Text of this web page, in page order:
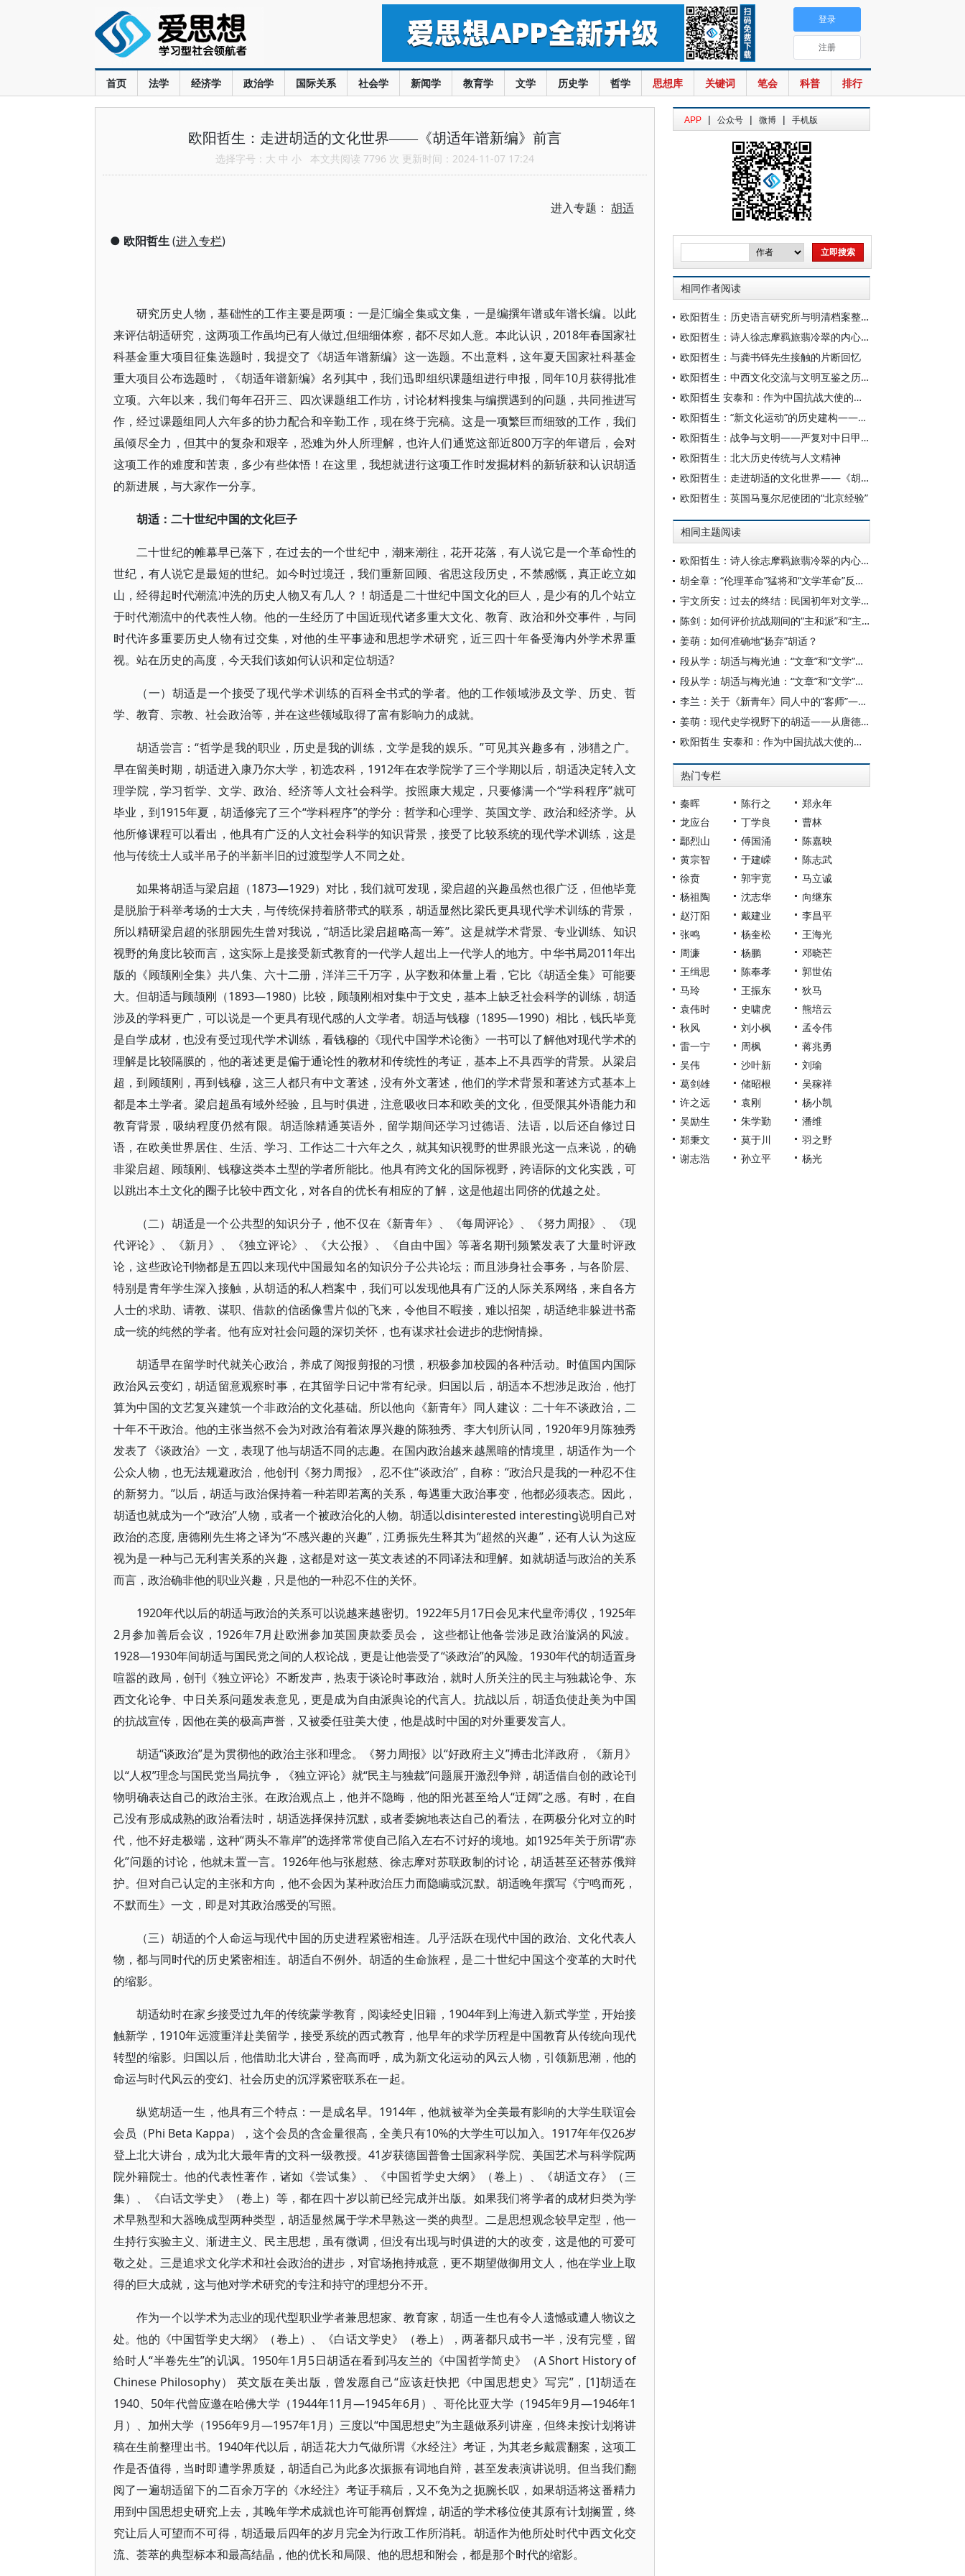
首页 法学 经济学 政治学 国际关系 社会学 新闻学 教育学 文学 历史学 哲学 思想库 关键词 笔会 科普 排行
登录
注册
欧阳哲生：走进胡适的文化世界——《胡适年谱新编》前言
选择字号： 大 中 小 本文共阅读 7796 次 更新时间：2024-11-07 17:24
进入专题： 胡适
● 欧阳哲生(进入专栏)
研究历史人物，基础性的工作主要是两项：一是汇编全集或文集，一是编撰年谱或年谱长编。以此
来评估胡适研究，这两项工作虽均已有人做过,但细细体察，都不尽如人意。本此认识，2018年春国家社
科基金重大项目征集选题时，我提交了《胡适年谱新编》这一选题。不出意料，这年夏天国家社科基金
重大项目公布选题时，《胡适年谱新编》名列其中，我们迅即组织课题组进行申报，同年10月获得批准
立项。六年以来，我们每年召开三、四次课题组工作坊，讨论材料搜集与编撰遇到的问题，共同推进写
作，经过课题组同人六年多的协力配合和辛勤工作，现在终于完稿。这是一项繁巨而细致的工作，我们
虽倾尽全力，但其中的复杂和艰辛，恐难为外人所理解，也许人们通览这部近800万字的年谱后，会对
这项工作的难度和苦衷，多少有些体悟！在这里，我想就进行这项工作时发掘材料的新斩获和认识胡适
的新进展，与大家作一分享。
胡适：二十世纪中国的文化巨子
二十世纪的帷幕早已落下，在过去的一个世纪中，潮来潮往，花开花落，有人说它是一个革命性的
世纪，有人说它是最短的世纪。如今时过境迁，我们重新回顾、省思这段历史，不禁感慨，真正屹立如
山，经得起时代潮流冲洗的历史人物又有几人？！胡适是二十世纪中国文化的巨人，是少有的几个站立
于时代潮流中的代表性人物。他的一生经历了中国近现代诸多重大文化、教育、政治和外交事件，与同
时代许多重要历史人物有过交集，对他的生平事迹和思想学术研究，近三四十年备受海内外学术界重
视。站在历史的高度，今天我们该如何认识和定位胡适?
（一）胡适是一个接受了现代学术训练的百科全书式的学者。他的工作领域涉及文学、历史、哲
学、教育、宗教、社会政治等，并在这些领域取得了富有影响力的成就。
胡适尝言：“哲学是我的职业，历史是我的训练，文学是我的娱乐。”可见其兴趣多有，涉猎之广。
早在留美时期，胡适进入康乃尔大学，初选农科，1912年在农学院学了三个学期以后，胡适决定转入文
理学院，学习哲学、文学、政治、经济等人文社会科学。按照康大规定，只要修满一个“学科程序”就可
毕业，到1915年夏，胡适修完了三个“学科程序”的学分：哲学和心理学、英国文学、政治和经济学。从
他所修课程可以看出，他具有广泛的人文社会科学的知识背景，接受了比较系统的现代学术训练，这是
他与传统士人或半吊子的半新半旧的过渡型学人不同之处。
如果将胡适与梁启超（1873—1929）对比，我们就可发现，梁启超的兴趣虽然也很广泛，但他毕竟
是脱胎于科举考场的士大夫，与传统保持着脐带式的联系，胡适显然比梁氏更具现代学术训练的背景，
所以精研梁启超的张朋园先生曾对我说，“胡适比梁启超略高一筹”。这是就学术背景、专业训练、知识
视野的角度比较而言，这实际上是接受新式教育的一代学人超出上一代学人的地方。中华书局2011年出
版的《顾颉刚全集》共八集、六十二册，洋洋三千万字，从字数和体量上看，它比《胡适全集》可能要
大。但胡适与顾颉刚（1893—1980）比较，顾颉刚相对集中于文史，基本上缺乏社会科学的训练，胡适
涉及的学科更广，可以说是一个更具有现代感的人文学者。胡适与钱穆（1895—1990）相比，钱氏毕竟
是自学成材，也没有受过现代学术训练，看钱穆的《现代中国学术论衡》一书可以了解他对现代学术的
理解是比较隔膜的，他的著述更是偏于通论性的教材和传统性的考证，基本上不具西学的背景。从梁启
超，到顾颉刚，再到钱穆，这三人都只有中文著述，没有外文著述，他们的学术背景和著述方式基本上
都是本土学者。梁启超虽有域外经验，且与时俱进，注意吸收日本和欧美的文化，但受限其外语能力和
教育背景，吸纳程度仍然有限。胡适除精通英语外，留学期间还学习过德语、法语，以后还自修过日
语，在欧美世界居住、生活、学习、工作达二十六年之久，就其知识视野的世界眼光这一点来说，的确
非梁启超、顾颉刚、钱穆这类本土型的学者所能比。他具有跨文化的国际视野，跨语际的文化实践，可
以跳出本土文化的圈子比较中西文化，对各自的优长有相应的了解，这是他超出同侪的优越之处。
（二）胡适是一个公共型的知识分子，他不仅在《新青年》、《每周评论》、《努力周报》、《现
代评论》、《新月》、《独立评论》、《大公报》、《自由中国》等著名期刊频繁发表了大量时评政
论，这些政论刊物都是五四以来现代中国最知名的知识分子公共论坛；而且涉身社会事务，与各阶层、
特别是青年学生深入接触，从胡适的私人档案中，我们可以发现他具有广泛的人际关系网络，来自各方
人士的求助、请教、谋职、借款的信函像雪片似的飞来，令他目不暇接，难以招架，胡适绝非躲进书斋
成一统的纯然的学者。他有应对社会问题的深切关怀，也有谋求社会进步的悲悯情操。
胡适早在留学时代就关心政治，养成了阅报剪报的习惯，积极参加校园的各种活动。时值国内国际
政治风云变幻，胡适留意观察时事，在其留学日记中常有纪录。归国以后，胡适本不想涉足政治，他打
算为中国的文艺复兴建筑一个非政治的文化基础。所以他向《新青年》同人建议：二十年不谈政治，二
十年不干政治。他的主张当然不会为对政治有着浓厚兴趣的陈独秀、李大钊所认同，1920年9月陈独秀
发表了《谈政治》一文，表现了他与胡适不同的志趣。在国内政治越来越黑暗的情境里，胡适作为一个
公众人物，也无法规避政治，他创刊《努力周报》，忍不住“谈政治”，自称：“政治只是我的一种忍不住
的新努力。”以后，胡适与政治保持着一种若即若离的关系，每遇重大政治事变，他都必须表态。因此，
胡适也就成为一个“政治”人物，或者一个被政治化的人物。胡适以disinterested interesting说明自己对
政治的态度, 唐德刚先生将之译为“不感兴趣的兴趣”，江勇振先生释其为“超然的兴趣”，还有人认为这应
视为是一种与己无利害关系的兴趣，这都是对这一英文表述的不同译法和理解。如就胡适与政治的关系
而言，政治确非他的职业兴趣，只是他的一种忍不住的关怀。
1920年代以后的胡适与政治的关系可以说越来越密切。1922年5月17日会见末代皇帝溥仪，1925年
2月参加善后会议，1926年7月赴欧洲参加英国庚款委员会， 这些都让他备尝涉足政治漩涡的风波。
1928—1930年间胡适与国民党之间的人权论战，更是让他尝受了“谈政治”的风险。1930年代的胡适置身
喧嚣的政局，创刊《独立评论》不断发声，热衷于谈论时事政治，就时人所关注的民主与独裁论争、东
西文化论争、中日关系问题发表意见，更是成为自由派舆论的代言人。抗战以后，胡适负使赴美为中国
的抗战宣传，因他在美的极高声誉，又被委任驻美大使，他是战时中国的对外重要发言人。
胡适“谈政治”是为贯彻他的政治主张和理念。《努力周报》以“好政府主义”搏击北洋政府，《新月》
以“人权”理念与国民党当局抗争，《独立评论》就“民主与独裁”问题展开激烈争辩，胡适借自创的政论刊
物明确表达自己的政治主张。在政治观点上，他并不隐晦，他的阳光甚至给人“迂阔”之感。有时，在自
己没有形成成熟的政治看法时，胡适选择保持沉默，或者委婉地表达自己的看法，在两极分化对立的时
代，他不好走极端，这种“两头不靠岸”的选择常常使自己陷入左右不讨好的境地。如1925年关于所谓“赤
化”问题的讨论，他就未置一言。1926年他与张慰慈、徐志摩对苏联政制的讨论，胡适甚至还替苏俄辩
护。但对自己认定的主张和方向，他不会因为某种政治压力而隐瞒或沉默。胡适晚年撰写《宁鸣而死，
不默而生》一文，即是对其政治感受的写照。
（三）胡适的个人命运与现代中国的历史进程紧密相连。几乎活跃在现代中国的政治、文化代表人
物，都与同时代的历史紧密相连。胡适自不例外。胡适的生命旅程，是二十世纪中国这个变革的大时代
的缩影。
胡适幼时在家乡接受过九年的传统蒙学教育，阅读经史旧籍，1904年到上海进入新式学堂，开始接
触新学，1910年远渡重洋赴美留学，接受系统的西式教育，他早年的求学历程是中国教育从传统向现代
转型的缩影。归国以后，他借助北大讲台，登高而呼，成为新文化运动的风云人物，引领新思潮，他的
命运与时代风云的变幻、社会历史的沉浮紧密联系在一起。
纵览胡适一生，他具有三个特点：一是成名早。1914年，他就被举为全美最有影响的大学生联谊会
会员（Phi Beta Kappa），这个会员的含金量很高，全美只有10%的大学生可以加入。1917年年仅26岁
登上北大讲台，成为北大最年青的文科一级教授。41岁获德国普鲁士国家科学院、美国艺术与科学院两
院外籍院士。他的代表性著作，诸如《尝试集》、《中国哲学史大纲》（卷上）、《胡适文存》（三
集）、《白话文学史》（卷上）等，都在四十岁以前已经完成并出版。如果我们将学者的成材归类为学
术早熟型和大器晚成型两种类型，胡适显然属于学术早熟这一类的典型。二是思想观念较早定型，他一
生持行实验主义、渐进主义、民主思想，虽有微调，但没有出现与时俱进的大的改变，这是他的可爱可
敬之处。三是追求文化学术和社会政治的进步，对官场抱持戒意，更不期望做御用文人，他在学业上取
得的巨大成就，这与他对学术研究的专注和持守的理想分不开。
作为一个以学术为志业的现代型职业学者兼思想家、教育家，胡适一生也有令人遗憾或遭人物议之
处。他的《中国哲学史大纲》（卷上）、《白话文学史》（卷上），两著都只成书一半，没有完璧，留
给时人“半卷先生”的讥讽。1950年1月5日胡适在看到冯友兰的《中国哲学简史》（A Short History of
Chinese Philosophy） 英文版在美出版，曾发愿自己“应该赶快把《中国思想史》写完”，[1]胡适在
1940、50年代曾应邀在哈佛大学（1944年11月—1945年6月）、哥伦比亚大学（1945年9月—1946年1
月）、加州大学（1956年9月—1957年1月）三度以“中国思想史”为主题做系列讲座，但终未按计划将讲
稿在生前整理出书。1940年代以后，胡适花大力气做所谓《水经注》考证，为其老乡戴震翻案，这项工
作是否值得，当时即遭学界质疑，胡适自己为此多次振振有词地自辩，甚至发表演讲说明。但当我们翻
阅了一遍胡适留下的二百余万字的《水经注》考证手稿后，又不免为之扼腕长叹，如果胡适将这番精力
用到中国思想史研究上去，其晚年学术成就也许可能再创辉煌，胡适的学术移位使其原有计划搁置，终
究让后人可望而不可得，胡适最后四年的岁月完全为行政工作所消耗。胡适作为他所处时代中西文化交
流、荟萃的典型标本和最高结晶，他的优长和局限、他的思想和附会，都是那个时代的缩影。
APP | 公众号 | 微博 | 手机版
相同作者阅读
欧阳哲生：历史语言研究所与明清档案整理工作（1928-1949年）
欧阳哲生：诗人徐志摩羁旅翡冷翠的内心独白——新发现的徐志摩致胡适三封英文佚信
欧阳哲生：与龚书铎先生接触的片断回忆
欧阳哲生：中西文化交流与文明互鉴之历史启示录
欧阳哲生 安泰和：作为中国抗战大使的胡适形象——以《纽约时报》《华盛顿邮报》的报道为文本的讨论
欧阳哲生：“新文化运动”的历史建构——一个概念的历史追溯与探寻
欧阳哲生：战争与文明——严复对中日甲午战争的省思
欧阳哲生：北大历史传统与人文精神
欧阳哲生：走进胡适的文化世界——《胡适年谱新编》前言
欧阳哲生：英国马戛尔尼使团的“北京经验”
相同主题阅读
欧阳哲生：诗人徐志摩羁旅翡冷翠的内心独白——新发现的徐志摩致胡适三封英文佚信
胡全章：“伦理革命”猛将和“文学革命”反对派——以吴虞与陈独秀、柳亚子的文学学术交往为中心
宇文所安：过去的终结：民国初年对文学史的重写
陈剑：如何评价抗战期间的“主和派”和“主战派”——全面抗战若干问题分析（五）
姜萌：如何准确地“扬弃”胡适？
段从学：胡适与梅光迪：“文章”和“文学”的错位冲撞
段从学：胡适与梅光迪：“文章”和“文学”的错位冲撞
李兰：关于《新青年》同人中的“客师”——论《新青年》同人分化的重要细节
姜萌：现代史学视野下的胡适——从唐德刚相关言论出发的讨论
欧阳哲生 安泰和：作为中国抗战大使的胡适形象——以《纽约时报》《华盛顿邮报》的报道为文本的讨论
热门专栏
秦晖 陈行之
郑永年
龙应台
丁学良
曹林
鄢烈山
傅国涌
陈嘉映
黄宗智
于建嵘
陈志武
徐贲
郭宇宽
马立诚
杨祖陶
沈志华
向继东
赵汀阳
戴建业
李昌平
张鸣
杨奎松
王海光
周濂
杨鹏
邓晓芒
王缉思
陈奉孝
郭世佑
马玲
王振东
狄马
袁伟时
史啸虎
熊培云
秋风
刘小枫
孟令伟
雷一宁
周枫
蒋兆勇
吴伟
沙叶新
刘瑜
葛剑雄
储昭根
吴稼祥
许之远
袁刚
杨小凯
吴励生
朱学勤
潘维
郑秉文
莫于川
羽之野
谢志浩
孙立平 杨光